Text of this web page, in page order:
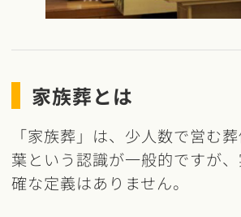
家族葬とは
「家族葬」は、少人数で営む
葉という認識が一般的ですが
確な定義はありません。